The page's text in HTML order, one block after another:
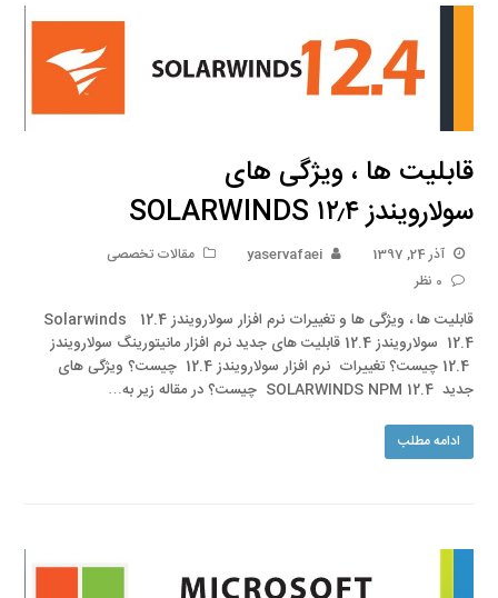
قابلیت ها ، ویژگی های
سولارویندز SOLARWINDS ۱۲٫۴
آذر 24, 1397 yaservafaei
مقالات تخصصی
0 نظر
قابلیت ها ، ویژگی ها و تغییرات نرم افزار سولارویندز 12.4 Solarwinds
12.4 سولارویندز 12.4 قابلیت های جدید نرم افزار مانیتورینگ سولارویندز
12.4 چیست؟ تغییرات نرم افزار سولارویندز 12.4 چیست؟ ویژگی های
جدید SOLARWINDS NPM 12.4 چیست؟ در مقاله زیر به…
ادامه مطلب